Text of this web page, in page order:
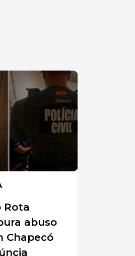
Rota
abuso
Chapecó